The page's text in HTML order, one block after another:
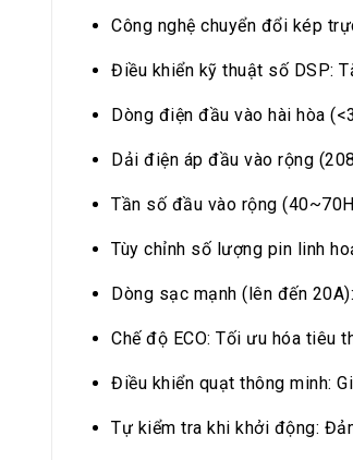
Công nghệ chuyển đổi kép
Điều khiển kỹ thuật số DSP:
Dòng điện đầu vào hài hòa
Dải điện áp đầu vào rộng
Tần số đầu vào rộng
Tùy chỉnh số lượng pin linh
Dòng sạc mạnh (lên đến
Chế độ ECO: Tối ưu hóa tiêu
Điều khiển quạt thông minh:
Tự kiểm tra khi khởi động: